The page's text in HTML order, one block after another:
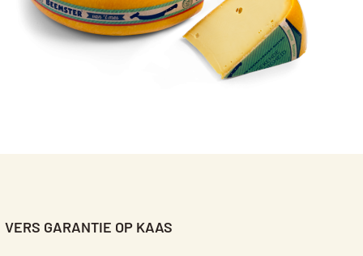
VERS GARANTIE OP KAAS